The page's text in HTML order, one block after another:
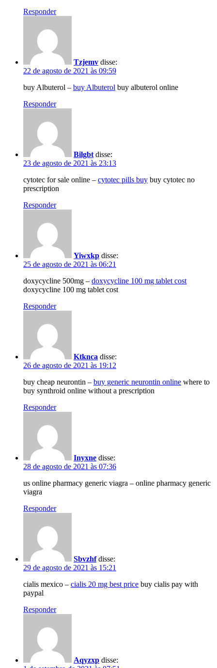
Responder
Tzjemv disse:
22 de agosto de 2021 às 09:59
buy Albuterol – buy Albuterol buy albuterol online
Responder
Bilgbt disse:
23 de agosto de 2021 às 23:13
cytotec for sale online – cytotec pills buy buy cytotec no
prescription
Responder
Yiwxkp disse:
25 de agosto de 2021 às 06:21
doxycycline 500mg – doxycycline 100 mg tablet cost
doxycycline 100 mg tablet cost
Responder
Ktknca disse:
26 de agosto de 2021 às 19:12
buy cheap neurontin – buy generic neurontin online where to
buy synthroid online without a prescription
Responder
Inyxne disse:
28 de agosto de 2021 às 07:36
us online pharmacy generic viagra – online pharmacy generic
viagra
Responder
Sbvzhf disse:
29 de agosto de 2021 às 15:21
cialis mexico – cialis 20 mg best price buy cialis pay with
paypal
Responder
Aqyzxp disse: